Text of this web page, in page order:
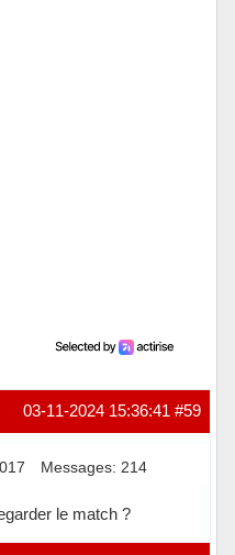
#59
03-11-2024 15:36:41
Messages: 214
le match ?